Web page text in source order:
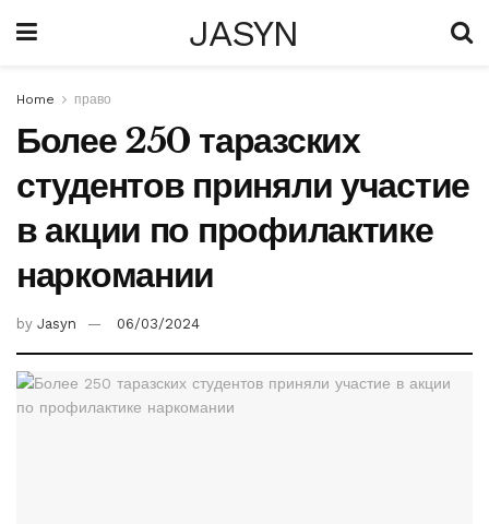
JASYN
Home право
Более 250 таразских
студентов приняли участие
в акции по профилактике
наркомании
by Jasyn 06/03/2024